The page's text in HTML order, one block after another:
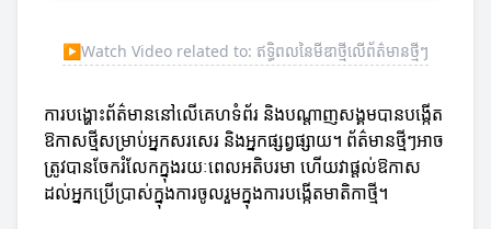
▶Watch Video related to: ឥទ្ធិពលនៃមីឌាថ្មីលើព័ត៌មានថ្មីៗ
ការបង្ហោះព័ត៌មាននៅលើគេហទំព័រ និងបណ្តាញសង្គមបានបង្កើត
ឱកាសថ្មីសម្រាប់អ្នកសរសេរ និងអ្នកផ្សព្វផ្សាយ។ ព័ត៌មានថ្មីៗអាច
ត្រូវបានចែករំលែកក្នុងរយៈពេលអតិបរមា ហើយវាផ្តល់ឱកាស
ដល់អ្នកប្រើប្រាស់ក្នុងការចូលរួមក្នុងការបង្កើតមាតិកាថ្មី។